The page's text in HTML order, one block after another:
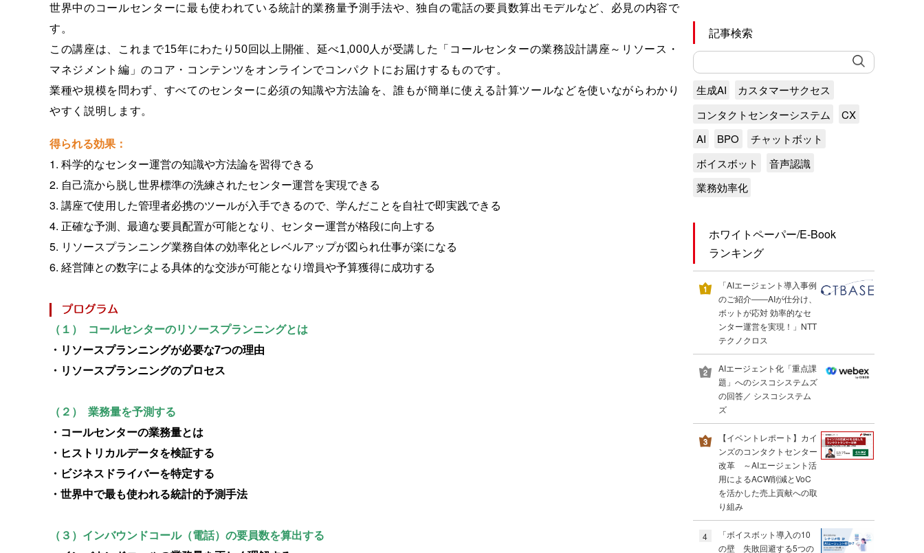
世界中のコールセンターに最も使われている統計的業務量予測手法や、独自の電話の要員数算出モデルなど、必見の内容で
す。
この講座は、これまで15年にわたり50回以上開催、延べ1,000人が受講した「コールセンターの業務設計講座～リソース・
マネジメント編」のコア・コンテンツをオンラインでコンパクトにお届けするものです。
業種や規模を問わず、すべてのセンターに必須の知識や方法論を、誰もが簡単に使える計算ツールなどを使いながらわかり
やすく説明します。
得られる効果：
1. 科学的なセンター運営の知識や方法論を習得できる
2. 自己流から脱し世界標準の洗練されたセンター運営を実現できる
3. 講座で使用した管理者必携のツールが入手できるので、学んだことを自社で即実践できる
4. 正確な予測、最適な要員配置が可能となり、センター運営が格段に向上する
5. リソースプランニング業務自体の効率化とレベルアップが図られ仕事が楽になる
6. 経営陣との数字による具体的な交渉が可能となり増員や予算獲得に成功する
（１） コールセンターのリソースプランニングとは
・リソースプランニングが必要な7つの理由
・リソースプランニングのプロセス
（２） 業務量を予測する
・コールセンターの業務量とは
・ヒストリカルデータを検証する
・ビジネスドライバーを特定する
・世界中で最も使われる統計的予測手法
（３）インバウンドコール（電話）の要員数を算出する
記事検索
生成AI
カスタマーサクセス
コンタクトセンターシステム
CX
AI
BPO
チャットボット
ボイスボット
音声認識
業務効率化
ホワイトペーパー/E-Book
ランキング
「AIエージェント導入事例
のご紹介――AIが仕分け、
ボットが応対 効率的なセ
ンター運営を実現！」NTT
テクノクロス
AIエージェント化「重点課
題」へのシスコシステムズ
の回答／ シスコシステム
ズ
【イベントレポート】カイ
ンズのコンタクトセンター
改革 ～AIエージェント活
用によるACW削減とVoC
を活かした売上貢献への取
り組み
4
「ボイスボット導入の10
の壁 失敗回避する5つの